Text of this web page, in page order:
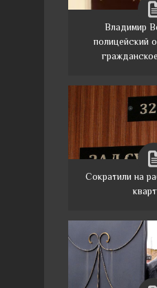
Владимир
полицейский
Сократили на